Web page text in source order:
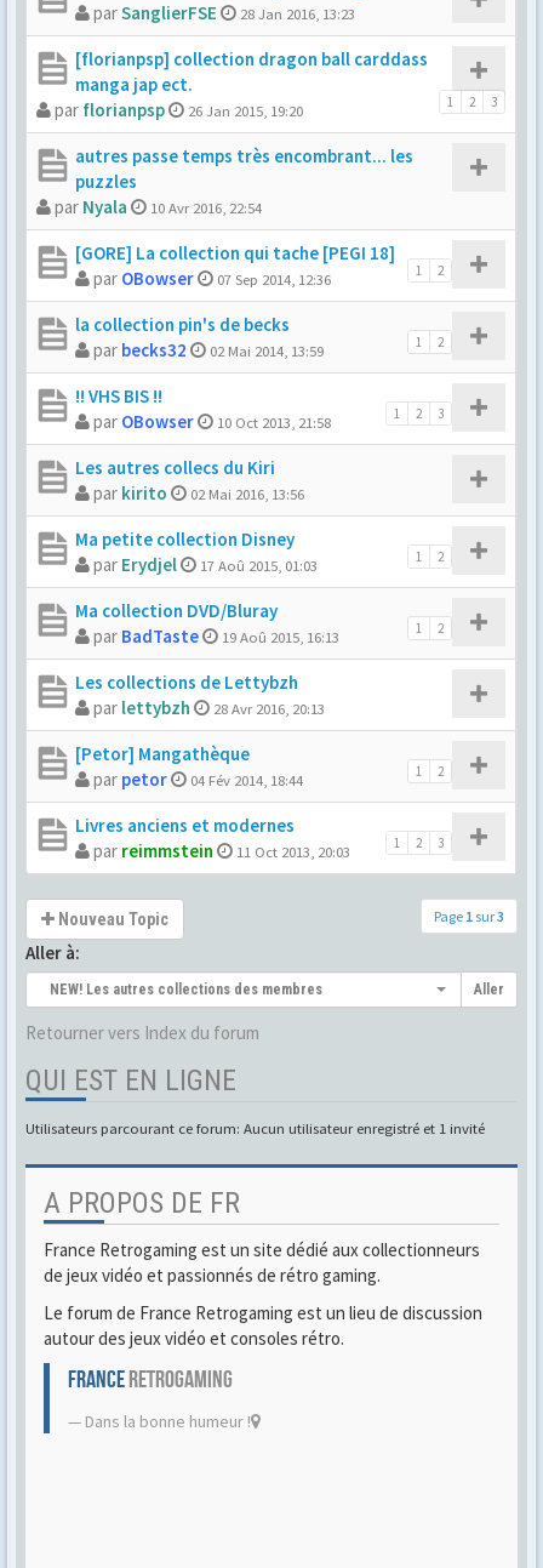
parSanglierFSE 28 Jan 2016, 13:23
[florianpsp] collection dragon ball carddass
manga jap ect.
1 2 3
par florianpsp 26 Jan 2015, 19:20
autres passe temps très encombrant... les
puzzles
par Nyala 10 Avr 2016, 22:54
[GORE] La collection qui tache [PEGI 18]
1 2
par OBowser 07 Sep 2014, 12:36
la collection pin's de becks
1 2
par becks32 02 Mai 2014, 13:59
!! VHS BIS !!
1 2 3
par OBowser 10 Oct 2013, 21:58
Les autres collecs du Kiri
par kirito 02 Mai 2016, 13:56
Ma petite collection Disney
1 2
par Erydjel 17 Aoû 2015, 01:03
Ma collection DVD/Bluray
1 2
par BadTaste 19 Aoû 2015, 16:13
Les collections de Lettybzh
par lettybzh 28 Avr 2016, 20:13
[Petor] Mangathèque
1 2
par petor 04 Fév 2014, 18:44
Livres anciens et modernes
1 2 3
par reimmstein 11 Oct 2013, 20:03
Nouveau Topic Page 1 sur3
Aller à:
NEW! Les autres collections des membres Aller
Retourner vers Index du forum
QUI EST EN LIGNE
Utilisateurs parcourant ce forum: Aucun utilisateur enregistré et 1 invité
A PROPOS DE FR
France Retrogaming est un site dédié aux collectionneurs
de jeux vidéo et passionnés de rétro gaming.
Le forum de France Retrogaming est un lieu de discussion
autour des jeux vidéo et consoles rétro.
FRANCERETROGAMING
Dans la bonne humeur !